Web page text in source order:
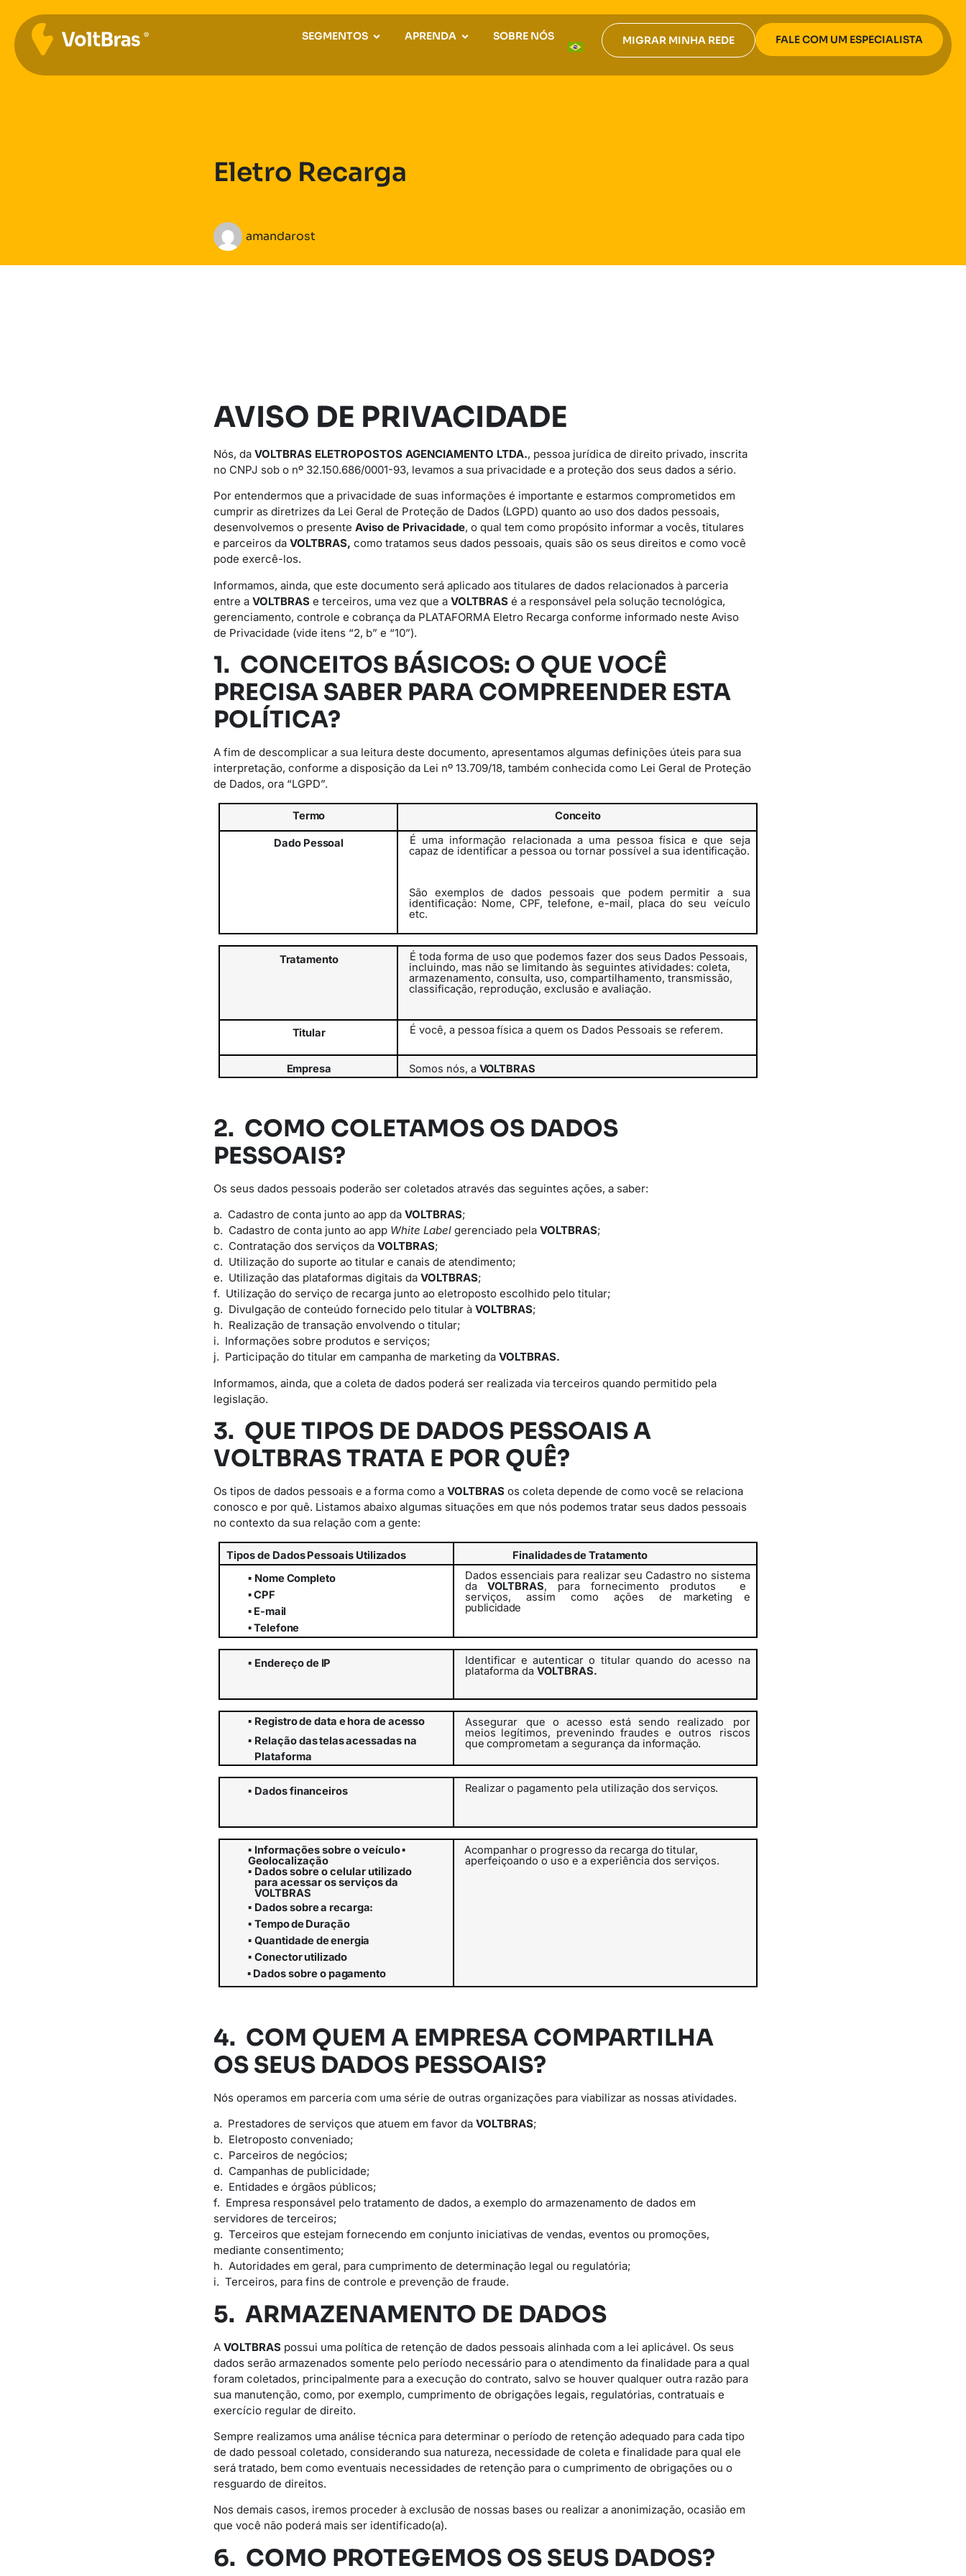
SEGMENTOS APRENDA SOBRE NÓS MIGRAR MINHA REDE FALE COM UM ESPECIALISTA
Eletro Recarga
amandarost
AVISO DE PRIVACIDADE
Nós, da VOLTBRAS ELETROPOSTOS AGENCIAMENTO LTDA., pessoa jurídica de direito privado, inscrita
no CNPJ sob o nº 32.150.686/0001-93, levamos a sua privacidade e a proteção dos seus dados a sério.
Por entendermos que a privacidade de suas informações é importante e estarmos comprometidos em
cumprir as diretrizes da Lei Geral de Proteção de Dados (LGPD) quanto ao uso dos dados pessoais,
desenvolvemos o presente Aviso de Privacidade, o qual tem como propósito informar a vocês, titulares
e parceiros da VOLTBRAS, como tratamos seus dados pessoais, quais são os seus direitos e como você
pode exercê-los.
Informamos, ainda, que este documento será aplicado aos titulares de dados relacionados à parceria
entre a VOLTBRAS e terceiros, uma vez que a VOLTBRAS é a responsável pela solução tecnológica,
gerenciamento, controle e cobrança da PLATAFORMA Eletro Recarga conforme informado neste Aviso
de Privacidade (vide itens “2, b” e “10”).
1. CONCEITOS BÁSICOS: O QUE VOCÊ
PRECISA SABER PARA COMPREENDER ESTA
POLÍTICA?
A fim de descomplicar a sua leitura deste documento, apresentamos algumas definições úteis para sua
interpretação, conforme a disposição da Lei nº 13.709/18, também conhecida como Lei Geral de Proteção
de Dados, ora “LGPD”.
Termo Conceito
Dado Pessoal
É uma informação relacionada a uma pessoa física e que seja
capaz de identificar a pessoa ou tornar possível a sua identificação.
São exemplos de dados pessoais que podem permitir a
sua
identificação: Nome, CPF, telefone, e-mail, placa do seu
veículo
etc.
Tratamento
É toda forma de uso que podemos fazer dos seus Dados Pessoais,
incluindo, mas não se limitando às seguintes atividades: coleta,
armazenamento, consulta, uso, compartilhamento, transmissão,
classificação, reprodução, exclusão e avaliação.
Titular É você, a pessoa física a quem os Dados Pessoais se referem.
Empresa Somos nós, a VOLTBRAS
2. COMO COLETAMOS OS DADOS
PESSOAIS?
Os seus dados pessoais poderão ser coletados através das seguintes ações, a saber:
a. Cadastro de conta junto ao app da VOLTBRAS;
b. Cadastro de conta junto ao app White Label gerenciado pela VOLTBRAS;
c. Contratação dos serviços da VOLTBRAS;
d. Utilização do suporte ao titular e canais de atendimento;
e. Utilização das plataformas digitais da VOLTBRAS;
f. Utilização do serviço de recarga junto ao eletroposto escolhido pelo titular;
g. Divulgação de conteúdo fornecido pelo titular à VOLTBRAS;
h. Realização de transação envolvendo o titular;
i. Informações sobre produtos e serviços;
j. Participação do titular em campanha de marketing da VOLTBRAS.
Informamos, ainda, que a coleta de dados poderá ser realizada via terceiros quando permitido pela
legislação.
3. QUE TIPOS DE DADOS PESSOAIS A
VOLTBRAS TRATA E POR QUÊ?
Os tipos de dados pessoais e a forma como a VOLTBRAS os coleta depende de como você se relaciona
conosco e por quê. Listamos abaixo algumas situações em que nós podemos tratar seus dados pessoais
no contexto da sua relação com a gente:
Tiposde DadosPessoais Utilizados FinalidadesdeTratamento
▪ NomeCompleto
▪CPF
▪ E-mail
▪Telefone
Dados essenciais para realizar seu Cadastro no sistema
daVOLTBRAS, para fornecimento produtos
e
serviços,
assim como ações
de marketing e
publicidade
▪ Endereçode IP Identificar e autenticar o titular quando do acesso na
plataforma da VOLTBRAS.
▪ Registrodedata ehora deacesso
▪ Relaçãodastelasacessadas na
Plataforma
Assegurar que o acesso está sendo realizado
por
meios legítimos, prevenindo fraudes e
outros
riscos
que comprometam a segurança da informação.
▪ Dadosfinanceiros Realizar o pagamento pela utilização dos serviços.
▪ Informações sobre o veículo▪
Geolocalização
▪ Dados sobre o celular utilizado
para acessar os serviços da
VOLTBRAS
▪ Dadossobrea recarga:
▪ TempodeDuração
▪ Quantidadedeenergia
▪ Conectorutilizado
▪ Dadossobreo pagamento
Acompanhar o progresso da recarga do titular,
aperfeiçoando o uso e a experiência dos serviços.
4. COM QUEM A EMPRESA COMPARTILHA
OS SEUS DADOS PESSOAIS?
Nós operamos em parceria com uma série de outras organizações para viabilizar as nossas atividades.
a. Prestadores de serviços que atuem em favor da VOLTBRAS;
b. Eletroposto conveniado;
c. Parceiros de negócios;
d. Campanhas de publicidade;
e. Entidades e órgãos públicos;
f. Empresa responsável pelo tratamento de dados, a exemplo do armazenamento de dados em
servidores de terceiros;
g. Terceiros que estejam fornecendo em conjunto iniciativas de vendas, eventos ou promoções,
mediante consentimento;
h. Autoridades em geral, para cumprimento de determinação legal ou regulatória;
i. Terceiros, para fins de controle e prevenção de fraude.
5. ARMAZENAMENTO DE DADOS
A VOLTBRAS possui uma política de retenção de dados pessoais alinhada com a lei aplicável. Os seus
dados serão armazenados somente pelo período necessário para o atendimento da finalidade para a qual
foram coletados, principalmente para a execução do contrato, salvo se houver qualquer outra razão para
sua manutenção, como, por exemplo, cumprimento de obrigações legais, regulatórias, contratuais e
exercício regular de direito.
Sempre realizamos uma análise técnica para determinar o período de retenção adequado para cada tipo
de dado pessoal coletado, considerando sua natureza, necessidade de coleta e finalidade para qual ele
será tratado, bem como eventuais necessidades de retenção para o cumprimento de obrigações ou o
resguardo de direitos.
Nos demais casos, iremos proceder à exclusão de nossas bases ou realizar a anonimização, ocasião em
que você não poderá mais ser identificado(a).
6. COMO PROTEGEMOS OS SEUS DADOS?